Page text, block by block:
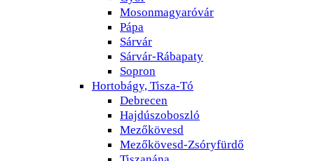
Mosonmagyaróvár
Pápa
Sárvár
Sárvár-Rábapaty
Sopron
Hortobágy, Tisza-Tó
Debrecen
Hajdúszoboszló
Mezőkövesd
Mezőkövesd-Zsóryfürdő